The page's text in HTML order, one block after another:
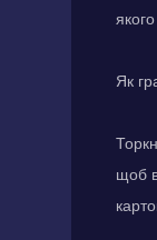
якого
Як
щоб